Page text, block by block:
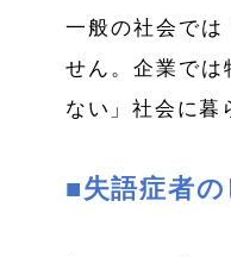
一般の社会で
せん。企業で
ない」社会に暮
■失語症者